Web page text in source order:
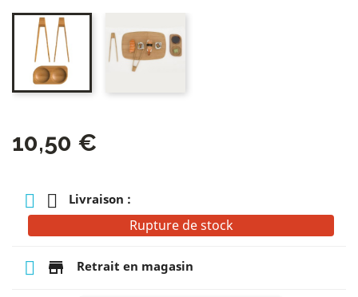
10,50 €
Livraison :
Rupture de stock
store Retrait en magasin